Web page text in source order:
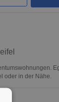
oder in der Nähe.